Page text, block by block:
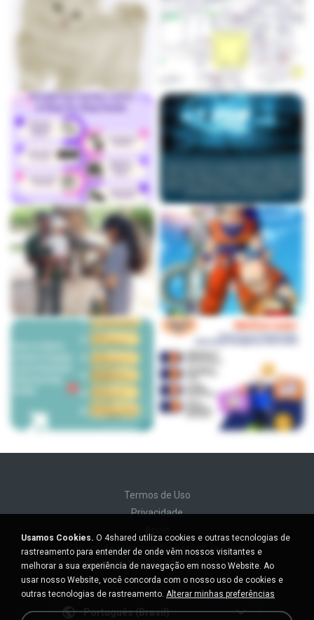
Termos de Uso
Privacidade
Não venda minhas informações pessoais
Não compartilhe minhas informações pessoais
Português (Brasil)
Usamos Cookies. O 4shared utiliza cookies e outras tecnologias de
rastreamento para entender de onde vêm nossos visitantes e
melhorar a sua experiência de navegação em nosso Website. Ao
usar nosso Website, você concorda com o nosso uso de cookies e
outras tecnologias de rastreamento. Alterar minhas preferências